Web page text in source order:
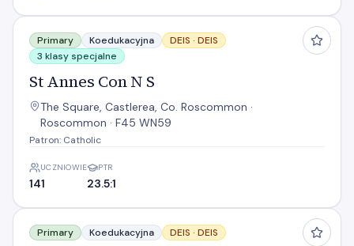
St Annes Con N S
Primary Koedukacyjna DEIS · DEIS
3 klasy specjalne
St Annes Con N S
The Square, Castlerea, Co. Roscommon ·
Roscommon · F45 WN59
Patron: Catholic
UCZNIOWIE
141
PTR
23.5:1
St Attractas N S
Primary Koedukacyjna DEIS · DEIS